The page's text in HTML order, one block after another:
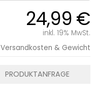
24,99 €
inkl. 19% MwSt.
Versandkosten & Gewicht
PRODUKTANFRAGE